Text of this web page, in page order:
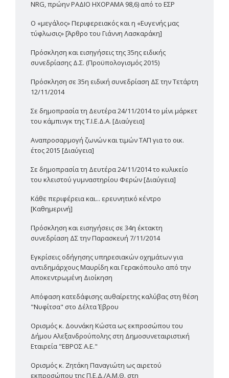
NRG, πρώην ΡΑΔΙΟ ΗΧΟΡΑΜΑ 98,6) από το ΕΣΡ
Ο «μεγάλος» Περιφερειακός και η «Ευγενής μας
τύφλωσις» [Άρθρο του Γιάννη Λασκαράκη]
Πρόσκληση και εισηγήσεις της 35ης ειδικής
συνεδρίασης Δ.Σ. (Προϋπολογισμός 2015)
Πρόσκληση σε 35η ειδική συνεδρίαση ΔΣ την Τετάρτη
12/11/2014
Σε δημοπρασία τη Δευτέρα 24/11/2014 το μίνι μάρκετ
του κάμπινγκ της Τ.Ι.Ε.Δ.Α. [Διαύγεια]
Αναπροσαρμογή ζωνών και τιμών ΤΑΠ για το οικ.
έτος 2015 [Διαύγεια]
Σε δημοπρασία τη Δευτέρα 24/11/2014 το κυλικείο
του κλειστού γυμναστηρίου Φερών [Διαύγεια]
Κάθε περιφέρεια και... ερευνητικό κέντρο
[Καθημερινή]
Πρόσκληση και εισηγήσεις σε 34η έκτακτη
συνεδρίαση ΔΣ την Παρασκευή 7/11/2014
Εγκρίσεις οδήγησης υπηρεσιακών οχημάτων για
αντιδημάρχους Μαυρίδη και Γερακόπουλο από την
Αποκεντρωμένη Διοίκηση
Απόφαση κατεδάφισης αυθαίρετης καλύβας στη θέση
"Νυφίτσα" στο Δέλτα Έβρου
Ορισμός κ. Δουνάκη Κώστα ως εκπροσώπου του
Δήμου Αλεξανδρούπολης στη Δημοσυνεταιριστική
Εταιρεία "ΕΒΡΟΣ Α.Ε."
Ορισμός κ. Ζητάκη Παναγιώτη ως αιρετού
εκπροσώπου της Π.Ε.Δ./Α.Μ.Θ. στη